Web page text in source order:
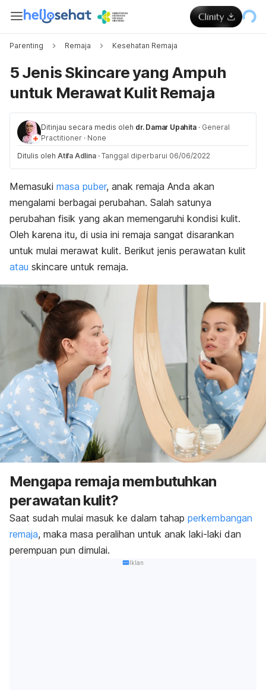
Parenting Remaja Kesehatan Remaja
5 Jenis Skincare yang Ampuh
untuk Merawat Kulit Remaja
Ditinjau secara medis oleh dr. Damar Upahita · General
Practitioner · None
Ditulis oleh Atifa Adlina · Tanggal diperbarui 06/06/2022
Memasuki masa puber, anak remaja Anda akan
mengalami berbagai perubahan. Salah satunya
perubahan fisik yang akan memengaruhi kondisi kulit.
Oleh karena itu, di usia ini remaja sangat disarankan
untuk mulai merawat kulit. Berikut jenis perawatan kulit
atau skincare untuk remaja.
Mengapa remaja membutuhkan
perawatan kulit?
Saat sudah mulai masuk ke dalam tahap perkembangan
remaja, maka masa peralihan untuk anak laki-laki dan
perempuan pun dimulai.
Iklan